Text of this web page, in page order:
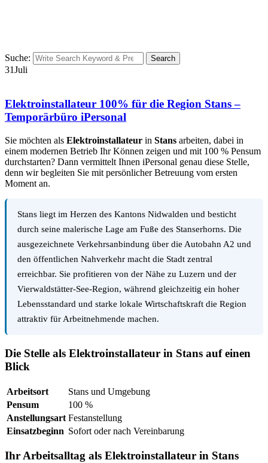
Suche: Search
31Juli
Elektroinstallateur 100% für die Region Stans –
Temporärbüro iPersonal
Sie möchten als Elektroinstallateur in Stans arbeiten, dabei in
einem modernen Betrieb Ihr Können zeigen und mit 100 % Pensum
durchstarten? Dann vermittelt Ihnen iPersonal genau diese Stelle,
denn wir begleiten Sie mit persönlicher Betreuung vom ersten
Moment an.
Stans liegt im Herzen des Kantons Nidwalden und besticht
durch seine malerische Lage am Fuße des Stanserhorns. Die
ausgezeichnete Verkehrsanbindung über die Autobahn A2 und
den öffentlichen Nahverkehr macht die Stadt zentral
erreichbar. Sie profitieren von der Nähe zu Luzern und der
Vierwaldstätter-See-Region, während gleichzeitig ein hoher
Lebensstandard und starke lokale Wirtschaftskraft die Region
attraktiv für Arbeitnehmende machen.
Die Stelle als Elektroinstallateur in Stans auf einen
Blick
Arbeitsort
Stans und Umgebung
Pensum
100 %
Anstellungsart Festanstellung
Einsatzbeginn Sofort oder nach Vereinbarung
Ihr Arbeitsalltag als Elektroinstallateur in Stans